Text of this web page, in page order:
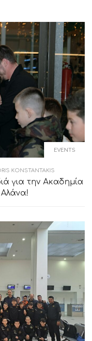
EVENTS
KONSTANTAKIS
για την Ακαδημία